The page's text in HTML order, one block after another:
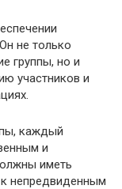
не только
группы, но и
участников и
каждый
и
иметь
непредвиденным